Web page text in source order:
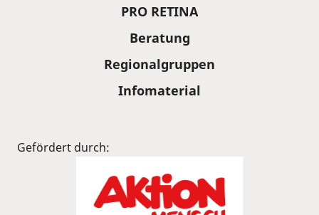
PRO RETINA
Beratung
Regionalgruppen
Infomaterial
Gefördert durch: